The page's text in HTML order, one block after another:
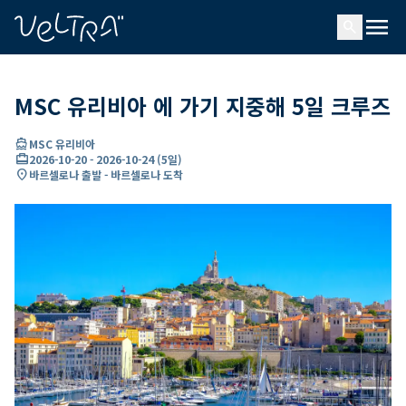
menu
MSC 유리비아 에 가기 지중해 5일 크루즈
directions_boatMSC 유리비아
card_travel2026-10-20- 2026-10-24(5일)
location_on바르셀로나 출발 - 바르셀로나 도착